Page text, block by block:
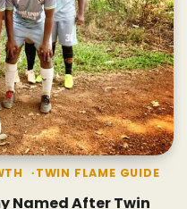
TWIN FLAME GUIDE
Named After Twin